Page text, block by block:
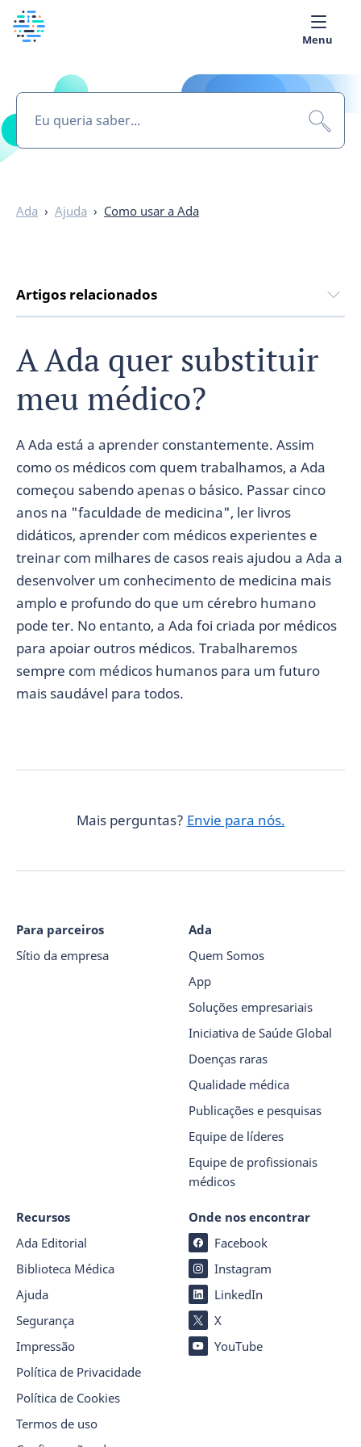
Quem Somos
Biblioteca Médica
Menu
Ada › Ajuda › Como usar a Ada
Artigos relacionados
A Ada quer substituir
meu médico?
A Ada está a aprender constantemente. Assim
como os médicos com quem trabalhamos, a Ada
começou sabendo apenas o básico. Passar cinco
anos na "faculdade de medicina", ler livros
didáticos, aprender com médicos experientes e
treinar com milhares de casos reais ajudou a Ada a
desenvolver um conhecimento de medicina mais
amplo e profundo do que um cérebro humano
pode ter. No entanto, a Ada foi criada por médicos
para apoiar outros médicos. Trabalharemos
sempre com médicos humanos para um futuro
mais saudável para todos.
Mais perguntas? Envie para nós.
Para parceiros
Sítio da empresa
Ada
Quem Somos
App
Soluções empresariais
Iniciativa de Saúde Global
Doenças raras
Qualidade médica
Publicações e pesquisas
Equipe de líderes
Equipe de profissionais
médicos
Recursos
Ada Editorial
Biblioteca Médica
Ajuda
Segurança
Impressão
Política de Privacidade
Política de Cookies
Termos de uso
Onde nos encontrar
Facebook
Instagram
LinkedIn
X
YouTube